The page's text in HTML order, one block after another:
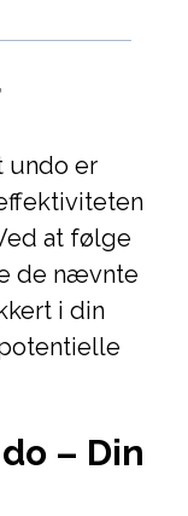
undo er
at følge
de nævnte
i din
– Din